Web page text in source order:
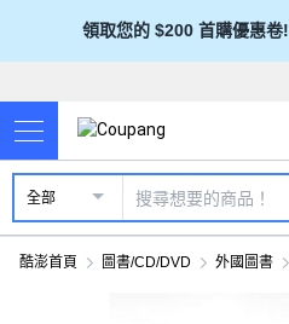
領取您的 $200 首購優惠卷!
全部
酷澎首頁 圖書/CD/DVD 外國圖書